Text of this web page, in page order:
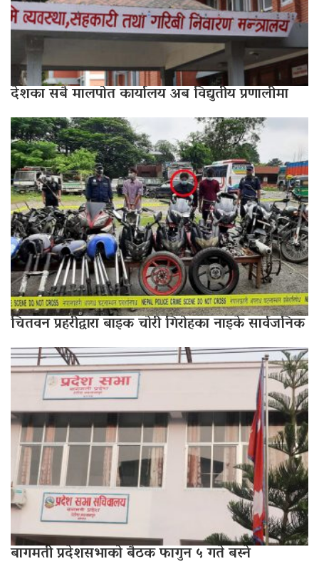
देशका सबै मालपोत कार्यालय अब विद्युतीय प्रणालीमा
चितवन प्रहरीद्वारा बाइक चोरी गिरोहका नाइके सार्वजनिक
बागमती प्रदेशसभाको बैठक फागुन ५ गते बस्ने